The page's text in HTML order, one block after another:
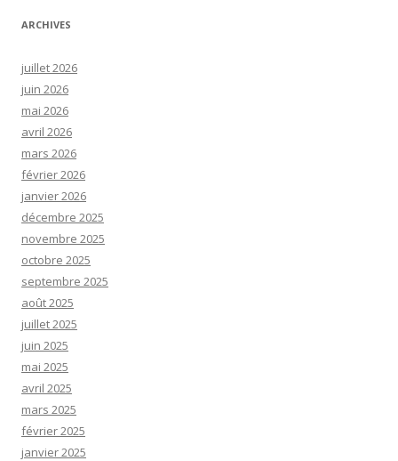
ARCHIVES
juillet 2026
juin 2026
mai 2026
avril 2026
mars 2026
février 2026
janvier 2026
décembre 2025
novembre 2025
octobre 2025
septembre 2025
août 2025
juillet 2025
juin 2025
mai 2025
avril 2025
mars 2025
février 2025
janvier 2025